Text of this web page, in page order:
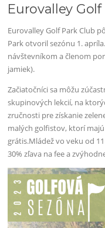
Eurovalley
Eurovalley Golf Park Club
Park otvoril sezónu 1.
návštevníkom a členom
jamiek).
Začiatočníci sa môžu
skupinových lekcií, na
zručnosti pre získanie
malých golfistov, ktorí
grátis.Mládež vo veku od
30% zľava na fee a